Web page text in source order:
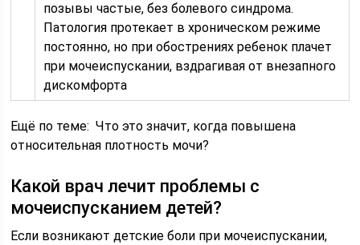
позывы частые, без болевого синдрома.
Патология протекает в хроническом режиме
постоянно, но при обострениях ребенок плачет
при мочеиспускании, вздрагивая от внезапного
дискомфорта
Ещё по теме: Что это значит, когда повышена
относительная плотность мочи?
Какой врач лечит проблемы с
мочеиспусканием детей?
Если возникают детские боли при мочеиспускании,